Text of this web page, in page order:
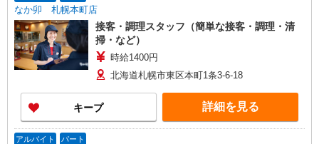
なか卯 札幌本町店
接客・調理スタッフ（簡単な接客・調理・清
掃・など）
時給1400円
北海道札幌市東区本町1条3-6-18
キープ 詳細を見る
アルバイト パート